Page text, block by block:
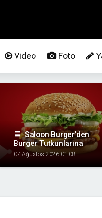
Video Foto
format_align_justify Saloon Burger’den
Burger Tutkunlarına
Çifte Lezzet: Double
07 Ağustos 2026 01:08